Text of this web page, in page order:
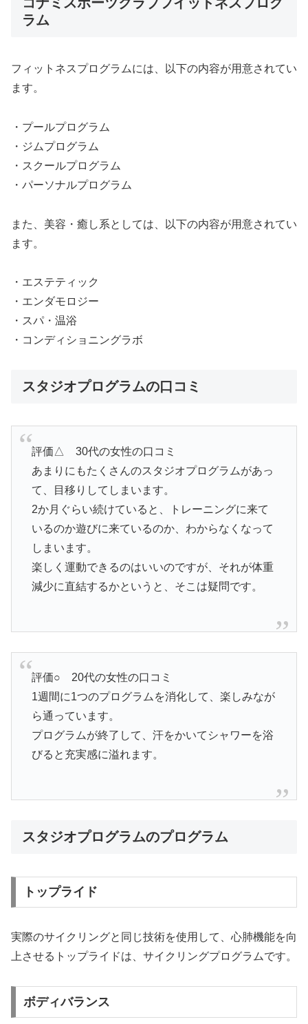
ラム
フィットネスプログラムには、以下の内容が用意されてい
ます。
・プールプログラム
・ジムプログラム
・スクールプログラム
・パーソナルプログラム
また、美容・癒し系としては、以下の内容が用意されてい
ます。
・エステティック
・エンダモロジー
・スパ・温浴
・コンディショニングラボ
スタジオプログラムの口コミ
評価△ 30代の女性の口コミ
あまりにもたくさんのスタジオプログラムがあっ
て、目移りしてしまいます。
2か月ぐらい続けていると、トレーニングに来て
いるのか遊びに来ているのか、わからなくなって
しまいます。
楽しく運動できるのはいいのですが、それが体重
減少に直結するかというと、そこは疑問です。
評価○ 20代の女性の口コミ
1週間に1つのプログラムを消化して、楽しみなが
ら通っています。
プログラムが終了して、汗をかいてシャワーを浴
びると充実感に溢れます。
スタジオプログラムのプログラム
トップライド
実際のサイクリングと同じ技術を使用して、心肺機能を向
上させるトップライドは、サイクリングプログラムです。
ボディバランス